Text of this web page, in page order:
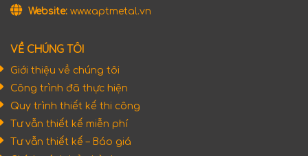
Website: www.aptmetal.vn
VỀ CHÚNG TÔI
Giới thiệu về chúng tôi
Công trình đã thực hiện
Quy trình thiết kế thi công
Tư vẫn thiết kế miễn phí
Tư vẫn thiết kế – Báo giá